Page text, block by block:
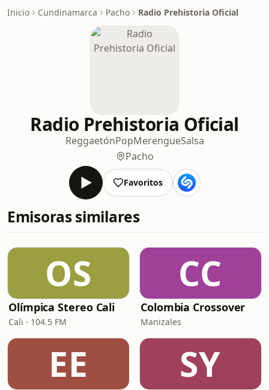
Inicio Cundinamarca Pacho Radio Prehistoria Oficial
Radio Prehistoria Oficial
ReggaetónPopMerengueSalsa
Pacho
Favoritos
Emisoras similares
OS
Olímpica Stereo Cali
Cali · 104.5 FM
CC
Colombia Crossover
Manizales
EE SY